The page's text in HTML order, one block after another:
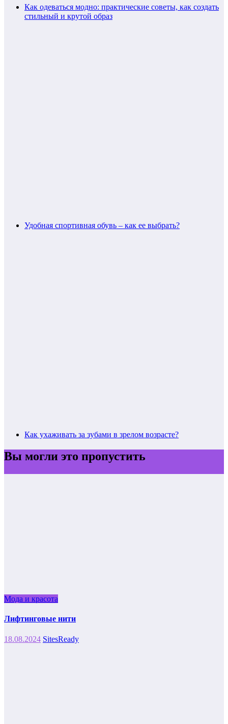
Как одеваться модно: практические советы, как создать
стильный и крутой образ
Удобная спортивная обувь – как ее выбрать?
Как ухаживать за зубами в зрелом возрасте?
Вы могли это пропустить
Мода и красота
Лифтинговые нити
18.08.2024 SitesReady